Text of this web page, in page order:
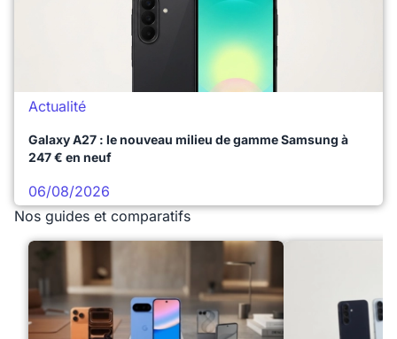
Actualité
Galaxy A27 : le nouveau milieu de gamme Samsung à
247 € en neuf
06/08/2026
Nos guides et comparatifs